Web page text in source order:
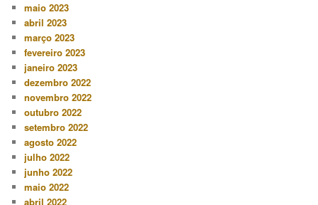
maio 2023
abril 2023
março 2023
fevereiro 2023
janeiro 2023
dezembro 2022
novembro 2022
outubro 2022
setembro 2022
agosto 2022
julho 2022
junho 2022
maio 2022
abril 2022